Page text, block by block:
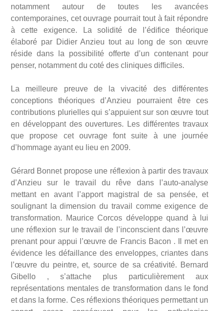
notamment autour de toutes les avancées
contemporaines, cet ouvrage pourrait tout à fait répondre
à cette exigence. La solidité de l’édifice théorique
élaboré par Didier Anzieu tout au long de son œuvre
réside dans la possibilité offerte d’un contenant pour
penser, notamment du coté des cliniques difficiles.
La meilleure preuve de la vivacité des différentes
conceptions théoriques d’Anzieu pourraient être ces
contributions plurielles qui s’appuient sur son œuvre tout
en développant des ouvertures. Les différentes travaux
que propose cet ouvrage font suite à une journée
d’hommage ayant eu lieu en 2009.
Gérard Bonnet propose une réflexion à partir des travaux
d’Anzieu sur le travail du rêve dans l’auto-analyse
mettant en avant l’apport magistral de sa pensée, et
soulignant la dimension du travail comme exigence de
transformation. Maurice Corcos développe quand à lui
une réflexion sur le travail de l’inconscient dans l’œuvre
prenant pour appui l’œuvre de Francis Bacon . Il met en
évidence les défaillance des enveloppes, criantes dans
l’œuvre du peintre, et, source de sa créativité. Bernard
Gibello , s’attache plus particulièrement aux
représentations mentales de transformation dans le fond
et dans la forme. Ces réflexions théoriques permettant un